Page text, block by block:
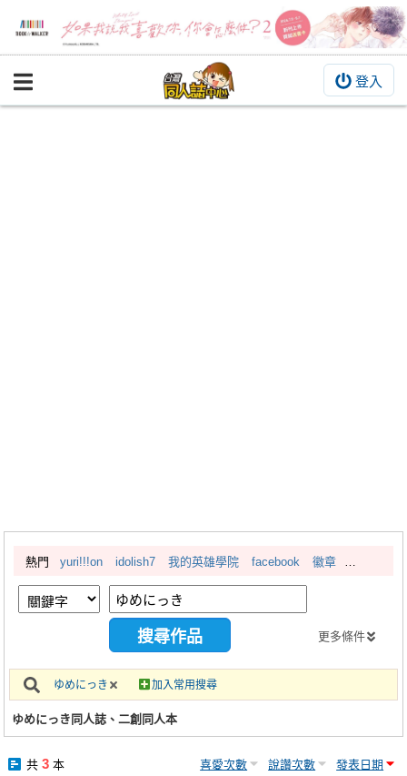
登入
BOOKY書集倉庫
繪圖藝廊
交流中心
攤位轉讓區
會員中心
註冊會員
熱門 yuri!!!on idolish7 我的英雄學院 facebook 徽章
更多條件
ゆめにっき 加入常用搜尋
ゆめにっき同人誌、二創同人本
共 3本 喜愛次數 說讚次數 發表日期